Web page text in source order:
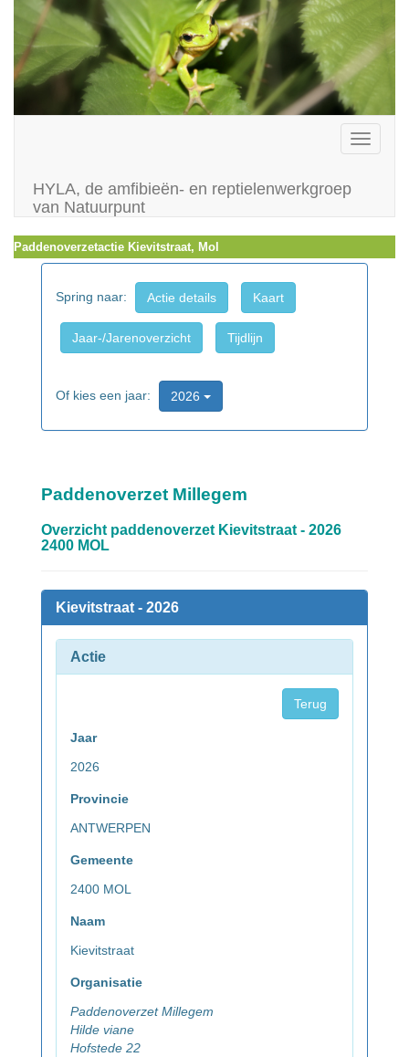
Toggle
HYLA, de amfibieën- en reptielenwerkgroep
van Natuurpunt
Paddenoverzetactie Kievitstraat, Mol
Spring naar: Actie details Kaart
Jaar-/Jarenoverzicht Tijdlijn
Of kies een jaar: 2026
Paddenoverzet Millegem
Overzicht paddenoverzet Kievitstraat - 2026
2400 MOL
Kievitstraat - 2026
Actie
Terug
Jaar
2026
Provincie
ANTWERPEN
Gemeente
2400 MOL
Naam
Kievitstraat
Organisatie
Paddenoverzet Millegem
Hilde viane
Hofstede 22